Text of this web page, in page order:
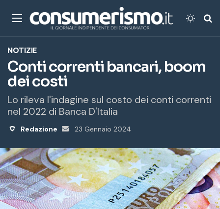
Menu
NOTIZIE
Conti correnti bancari, boom
dei costi
Lo rileva l'indagine sul costo dei conti correnti
nel 2022 di Banca D'Italia
Redazione
Invia
23 Gennaio 2024